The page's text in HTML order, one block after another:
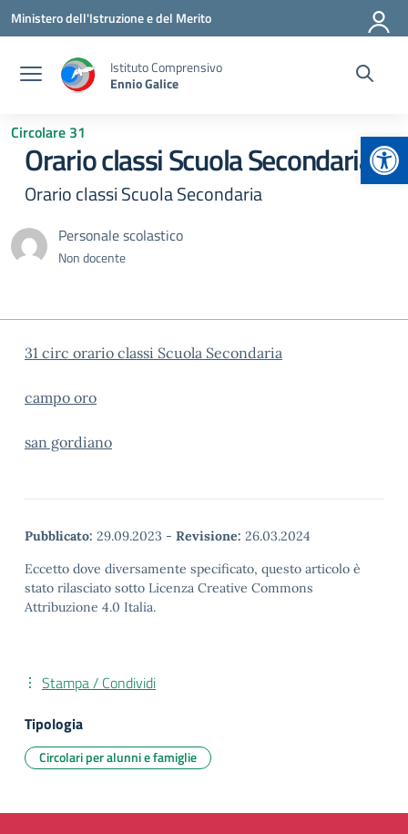
Vai ai contenuti
Vai al menu di navigazione
Vai al footer
Ministero dell'Istruzione e del Merito
Istituto Comprensivo
Ennio Galice
Circolare 31
Orario classi Scuola Secondaria
Orario classi Scuola Secondaria
Personale scolastico
Non docente
31 circ orario classi Scuola Secondaria
campo oro
san gordiano
Pubblicato: 29.09.2023 - Revisione: 26.03.2024
Eccetto dove diversamente specificato, questo articolo è
stato rilasciato sotto Licenza Creative Commons
Attribuzione 4.0 Italia.
Stampa / Condividi
Tipologia
Circolari per alunni e famiglie